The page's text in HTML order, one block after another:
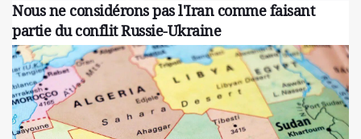
Nous ne considérons pas l'Iran comme faisant
partie du conflit Russie-Ukraine